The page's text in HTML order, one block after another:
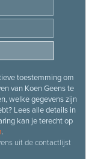
toestemming om
van Koen Geens te
welke gegevens zijn
Lees alle details in
kan je terecht op
.
uit de contactlijst